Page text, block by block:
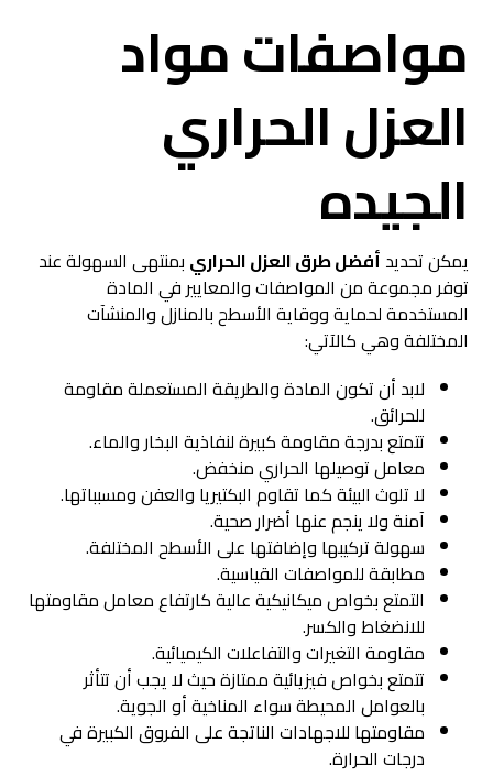
مواصفات مواد
العزل الحراري
الجيده
يمكن تحديد أفضل طرق العزل الحراري بمنتهى السهولة عند
توفر مجموعة من المواصفات والمعايير في المادة
المستخدمة لحماية ووقاية الأسطح بالمنازل والمنشآت
المختلفة وهي كالآتي:
لابد أن تكون المادة والطريقة المستعملة مقاومة
للحرائق.
تتمتع بدرجة مقاومة كبيرة لنفاذية البخار والماء.
معامل توصيلها الحراري منخفض.
لا تلوث البيئة كما تقاوم البكتيريا والعفن ومسبباتها.
آمنة ولا ينجم عنها أضرار صحية.
سهولة تركيبها وإضافتها على الأسطح المختلفة.
مطابقة للمواصفات القياسية.
التمتع بخواص ميكانيكية عالية كارتفاع معامل مقاومتها
للانضغاط والكسر.
مقاومة التغيرات والتفاعلات الكيميائية.
تتمتع بخواص فيزيائية ممتازة حيث لا يجب أن تتأثر
بالعوامل المحيطة سواء المناخية أو الجوية.
مقاومتها للاجهادات الناتجة على الفروق الكبيرة في
درجات الحرارة.